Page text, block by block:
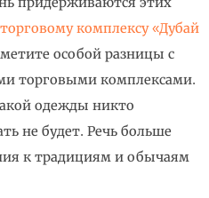
торговому комплексу «Дубай
особой разницы с
торговыми комплексами.
одежды никто
не будет. Речь больше
к традициям и обычаям